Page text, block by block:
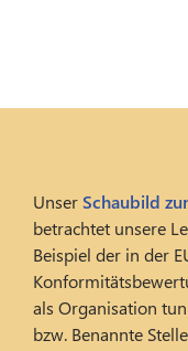
UnserSchaubild
betrachtet unsere
Beispiel der in der
als Organisation
bzw. Benannte